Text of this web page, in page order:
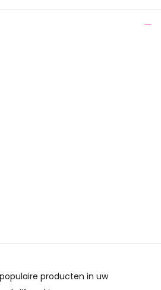
producten in uw